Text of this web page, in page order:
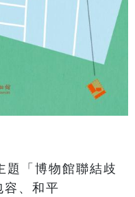
題「博物館聯結歧
容、和平